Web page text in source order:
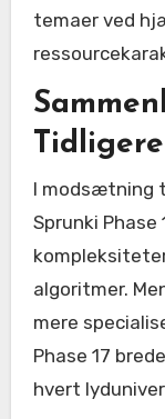
temaer ved
I modsætning
Sprunki
algoritmer.
mere
Phase 17
hvert